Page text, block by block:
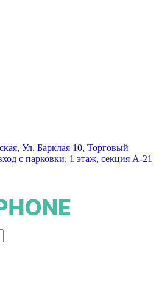
Ул. Барклая 10, Торговый
с парковки, 1 этаж, секция А-21